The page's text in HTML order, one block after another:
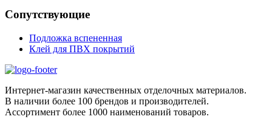
Сопутствующие
Подложка вспененная
Клей для ПВХ покрытий
Интернет-магазин качественных отделочных материалов.
В наличии более 100 брендов и производителей.
Ассортимент более 1000 наименований товаров.